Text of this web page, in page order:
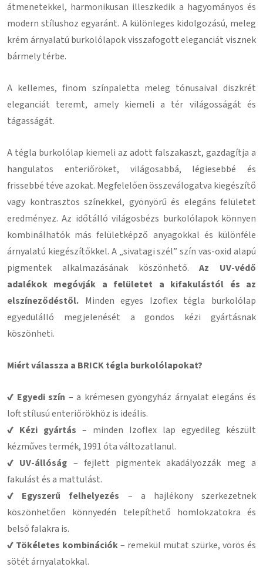
átmenetekkel, harmonikusan illeszkedik a hagyományos és
modern stílushoz egyaránt. A különleges kidolgozású, meleg
krém árnyalatú burkolólapok visszafogott eleganciát visznek
bármely térbe.
A kellemes, finom színpaletta meleg tónusaival diszkrét
eleganciát teremt, amely kiemeli a tér világosságát és
tágasságát.
A tégla burkolólap kiemeli az adott falszakaszt, gazdagítja a
hangulatos enteriőröket, világosabbá, légiesebbé és
frissebbé téve azokat. Megfelelően összeválogatva kiegészítő
vagy kontrasztos színekkel, gyönyörű és elegáns felületet
eredményez. Az időtálló világosbézs burkolólapok könnyen
kombinálhatók más felületképző anyagokkal és különféle
árnyalatú kiegészítőkkel. A „sivatagi szél” szín vas-oxid alapú
pigmentek alkalmazásának köszönhető.Az UV-védő
adalékok megóvják a felületet a kifakulástól és az
elszíneződéstől. Minden egyes Izoflex tégla burkolólap
egyedülálló megjelenését a gondos kézi gyártásnak
köszönheti.
Miért válassza a BRICK tégla burkolólapokat?
✔ Egyedi szín – a krémesen gyöngyház árnyalat elegáns és
loft stílusú enteriőrökhöz is ideális.
✔ Kézi gyártás – minden Izoflex lap egyedileg készült
kézműves termék, 1991 óta változatlanul.
✔ UV-állóság – fejlett pigmentek akadályozzák meg a
fakulást és a mattulást.
✔ Egyszerű felhelyezés – a hajlékony szerkezetnek
köszönhetően könnyedén telepíthető homlokzatokra és
belső falakra is.
✔ Tökéletes kombinációk– remekül mutat szürke, vörös és
sötét árnyalatokkal.